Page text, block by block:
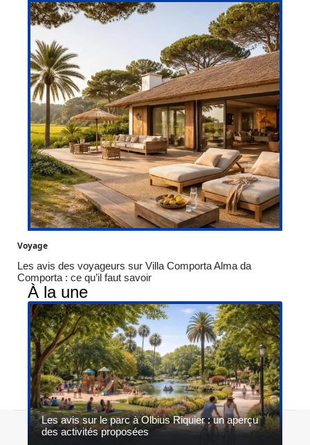
Voyage
Les avis des voyageurs sur Villa Comporta Alma da
Comporta : ce qu’il faut savoir
À la une
Les avis sur le parc à Olbius Riquier : un aperçu
des activités proposées
Contact Mentions légales Sitemap